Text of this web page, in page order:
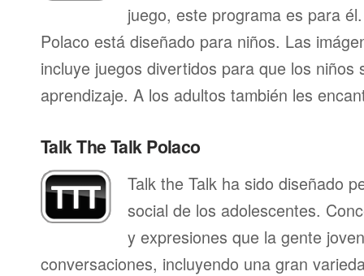
juego, este programa es para
Polaco está diseñado para niños. Las
incluye juegos divertidos para que los niños
aprendizaje. A los adultos también les
Talk The Talk Polaco
Talk the Talk ha sido diseñado
social de los adolescentes.
y expresiones que la gente
conversaciones, incluyendo una gran